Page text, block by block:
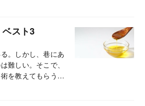
ベスト3
。しかし、巷にあ
難しい。そこで、
を教えてもらう。